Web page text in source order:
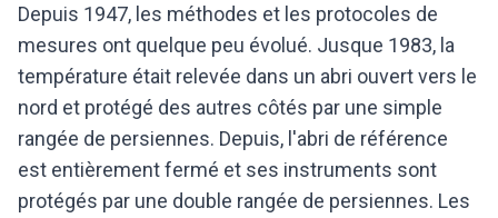
Depuis 1947, les méthodes et les protocoles de
mesures ont quelque peu évolué. Jusque 1983, la
température était relevée dans un abri ouvert vers le
nord et protégé des autres côtés par une simple
rangée de persiennes. Depuis, l'abri de référence
est entièrement fermé et ses instruments sont
protégés par une double rangée de persiennes. Les